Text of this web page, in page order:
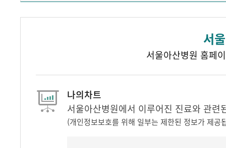
서
서울아산병원 홈페
나의차트
서울아산병원에서 이루어진 진료와 관
(개인정보보호를 위해 일부는 제한된 정보가 제공